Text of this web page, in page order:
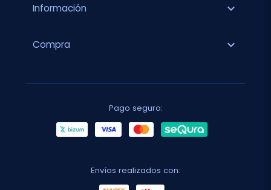
Información expand_more
Compra expand_more
Pago seguro:
Envíos realizados con: